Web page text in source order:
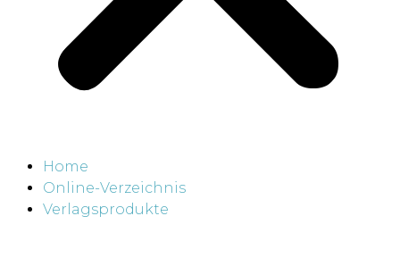
Home
Online-Verzeichnis
Verlagsprodukte